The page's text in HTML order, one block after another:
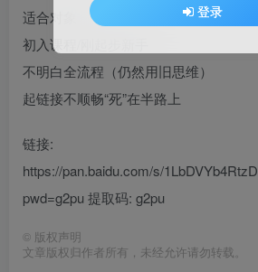
适合对象
初入课程/刚起步新手
不明白全流程（仍然用旧思维）
起链接不顺畅“死”在半路上
链接:
https://pan.baidu.com/s/
pwd=g2pu 提取码: g2pu
© 版权声明
文章版权归作者所有，未经允许请勿转载。
登录